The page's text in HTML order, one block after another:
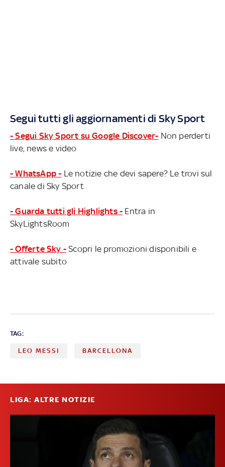
Segui tutti gli aggiornamenti di Sky Sport
- Segui Sky Sport su Google Discover- Non perderti
live, news e video
- WhatsApp - Le notizie che devi sapere? Le trovi sul
canale di Sky Sport
- Guarda tutti gli Highlights - Entra in
SkyLightsRoom
- Offerte Sky - Scopri le promozioni disponibili e
attivale subito
TAG:
LEO MESSI BARCELLONA
LIGA: ALTRE NOTIZIE